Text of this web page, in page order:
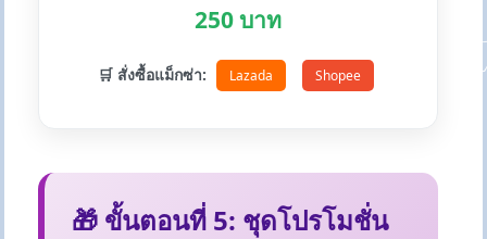
250 บาท
🛒 สั่งซื้อแม็กซ่า: Lazada Shopee
🎁 ขั้นตอนที่ 5: ชุดโปรโมชั่น